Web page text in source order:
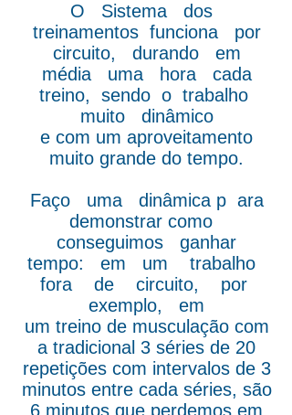
O Sistema dos
treinamentos funciona por
circuito, durando em
média uma hora cada
treino, sendo o trabalho
muito dinâmico
e com um aproveitamento
muito grande do tempo.
Faço uma dinâmica p ara
demonstrar como
conseguimos ganhar
tempo: em um trabalho
fora de circuito, por
exemplo, em
um treino de musculação com
a tradicional 3 séries de 20
repetições com intervalos de 3
minutos entre cada séries, são
6 minutos que perdemos em